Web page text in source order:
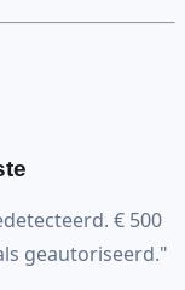
€ 500
geautoriseerd."